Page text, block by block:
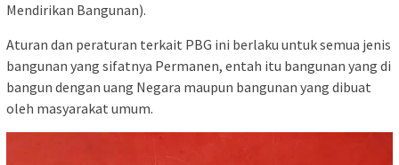
Mendirikan Bangunan).
Aturan dan peraturan terkait PBG ini berlaku untuk semua jenis
bangunan yang sifatnya Permanen, entah itu bangunan yang di
bangun dengan uang Negara maupun bangunan yang dibuat
oleh masyarakat umum.